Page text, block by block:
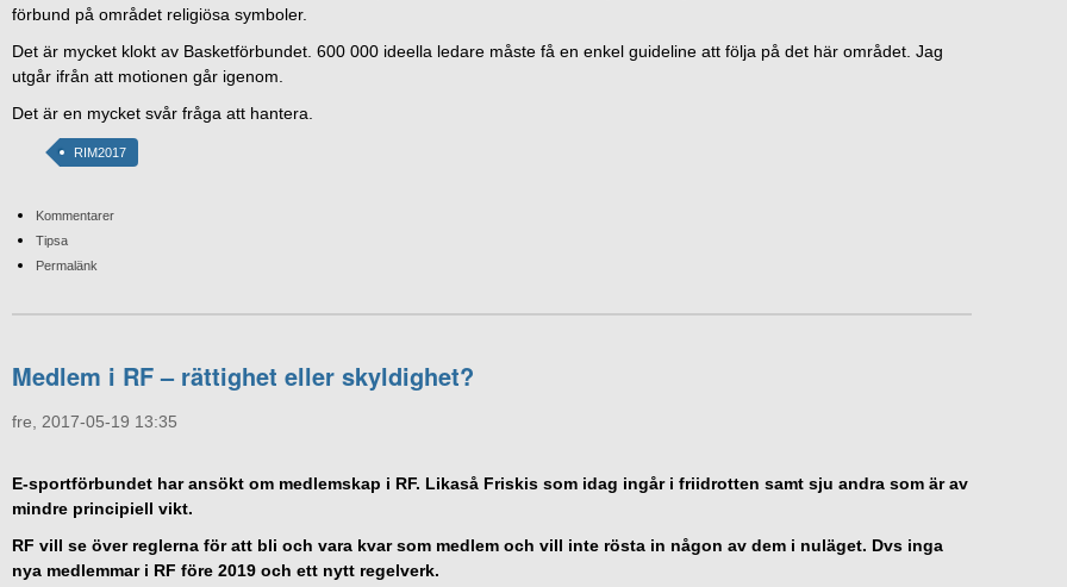
förbund på området religiösa symboler.
Det är mycket klokt av Basketförbundet. 600 000 ideella ledare måste få en enkel guideline att följa på det här området. Jag
utgår ifrån att motionen går igenom.
Det är en mycket svår fråga att hantera.
RIM2017
Kommentarer
Tipsa
Permalänk
Medlem i RF – rättighet eller skyldighet?
fre, 2017-05-19 13:35
E-sportförbundet har ansökt om medlemskap i RF. Likaså Friskis som idag ingår i friidrotten samt sju andra som är av
mindre principiell vikt.
RF vill se över reglerna för att bli och vara kvar som medlem och vill inte rösta in någon av dem i nuläget. Dvs inga
nya medlemmar i RF före 2019 och ett nytt regelverk.